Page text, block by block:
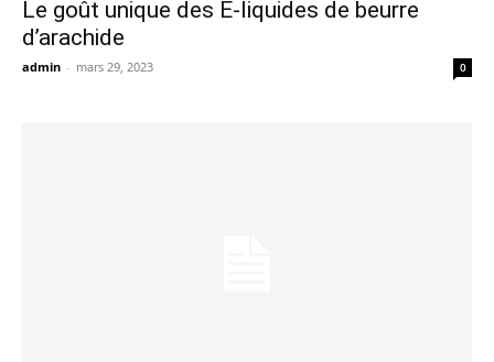
Le goût unique des E-liquides de beurre
d’arachide
admin - mars 29, 2023 0